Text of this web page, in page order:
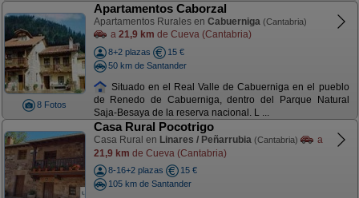
8 Fotos
Apartamentos Caborzal
Apartamentos Rurales en Cabuerniga (Cantabria)
a 21,9 km de Cueva (Cantabria)
8+2 plazas
15 €
50 km de Santander
Situado en el Real Valle de Cabuerniga en el pueblo
de Renedo de Cabuerniga, dentro del Parque Natural
Saja-Besaya de la reserva nacional. L ...
Casa Rural Pocotrigo
Casa Rural en Linares / Peñarrubia (Cantabria)
a
21,9 km de Cueva (Cantabria)
8-16+2 plazas
15 €
105 km de Santander